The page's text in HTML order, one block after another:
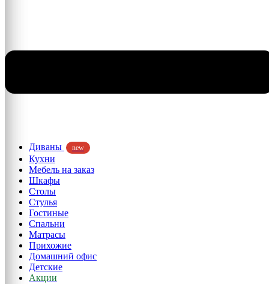
Диваны new
Кухни
Мебель на заказ
Шкафы
Столы
Стулья
Гостиные
Спальни
Матрасы
Прихожие
Домашний офис
Детские
Акции